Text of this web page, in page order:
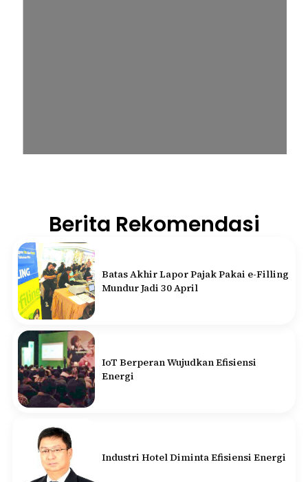
Berita Rekomendasi
Batas Akhir Lapor Pajak Pakai e-Filling
Mundur Jadi 30 April
IoT Berperan Wujudkan Efisiensi
Energi
Industri Hotel Diminta Efisiensi Energi